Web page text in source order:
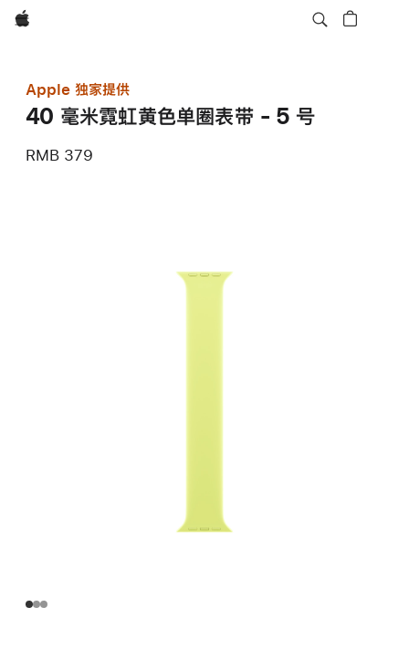
Apple
Apple 独家提供
40 毫米霓虹黄色单圈表带 - 5 号
RMB 379